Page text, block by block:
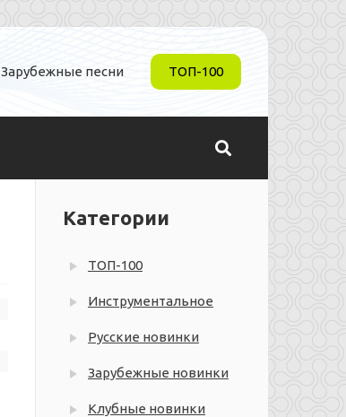
Зарубежные песни ТОП-100
Категории
ТОП-100
Инструментальное
Русские новинки
Зарубежные новинки
Клубные новинки